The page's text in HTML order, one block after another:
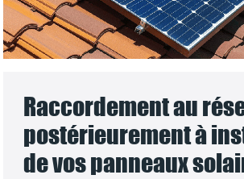
Raccordement au
postérieurement à
de vos panneaux